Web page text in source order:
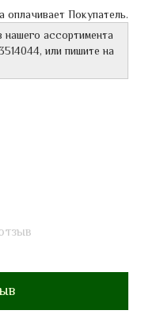
Покупатель.
нашего ассортимента
, или пишите на